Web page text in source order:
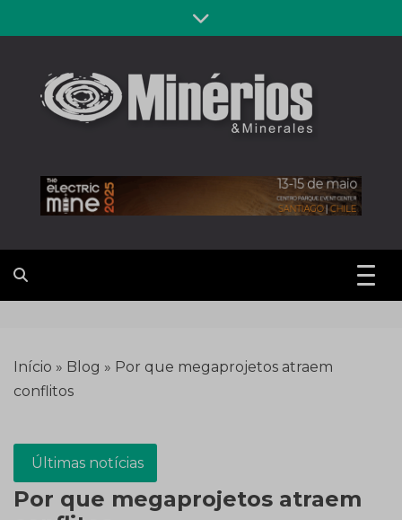
to
Revista
Minérios &
Minerales
Início » Blog » Por que megaprojetos atraem
conflitos
Últimas notícias
Por que megaprojetos atraem